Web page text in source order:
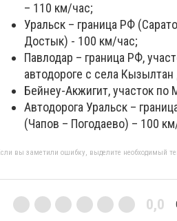
– 110 км/час;
Уральск – граница РФ
Достык) - 100 км/час;
Павлодар – граница РФ,
автодороге с села
Бейнеу-Акжигит, участок по
Автодорога Уральск –
(Чапов – Погодаево) – 100
вы заметили ошибку, выделите необходимый
0,0